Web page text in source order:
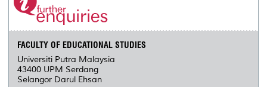
FACULTY OF EDUCATIONAL STUDIES
Universiti Putra Malaysia
43400 UPM Serdang
Selangor Darul Ehsan